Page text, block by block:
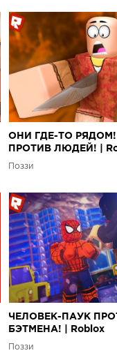
ОНИ ГДЕ-ТО
ПРОТИВ ЛЮДЕЙ! |
Поззи
ЧЕЛОВЕК-ПАУК
БЭТМЕНА! | Roblox
Поззи